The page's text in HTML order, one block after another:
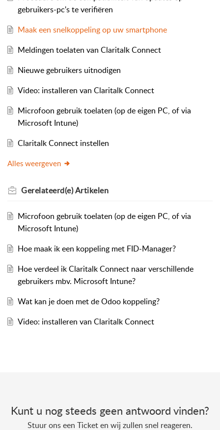
gebruikers-pc's te verifiëren
Maak een snelkoppeling op uw smartphone
Meldingen toelaten van Claritalk Connect
Nieuwe gebruikers uitnodigen
Video: installeren van Claritalk Connect
Microfoon gebruik toelaten (op de eigen PC, of via
Microsoft Intune)
Claritalk Connect instellen
Alles weergeven
Gerelateerd(e)Artikelen
Microfoon gebruik toelaten (op de eigen PC, of via
Microsoft Intune)
Hoe maak ik een koppeling met FID-Manager?
Hoe verdeel ik Claritalk Connect naar verschillende
gebruikers mbv. Microsoft Intune?
Wat kan je doen met de Odoo koppeling?
Video: installeren van Claritalk Connect
Kunt u nog steeds geen antwoord vinden?
Stuur ons een Ticket en wij zullen snel reageren.